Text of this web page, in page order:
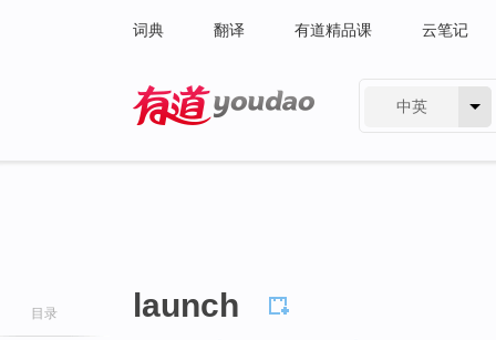
词典 翻译 有道精品课 云笔记
中英
目录 launch